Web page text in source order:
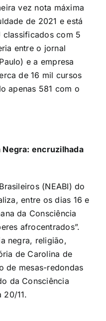
vez nota máxima
de 2021 e está
classificados com 5
entre o jornal
e a empresa
de 16 mil cursos
apenas 581 com o
Negra: encruzilhada
(NEABI) do
entre os dias 16 e
da Consciência
afrocentrados”.
negra, religião,
de Carolina de
de mesas-redondas
da Consciência
20/11.